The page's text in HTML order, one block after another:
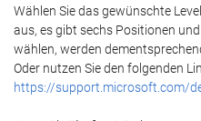
Wählen Sie das gewünschte
aus, es gibt sechs Positionen
wählen, werden
Oder nutzen Sie den folgenden
https://support.microsoft.com/